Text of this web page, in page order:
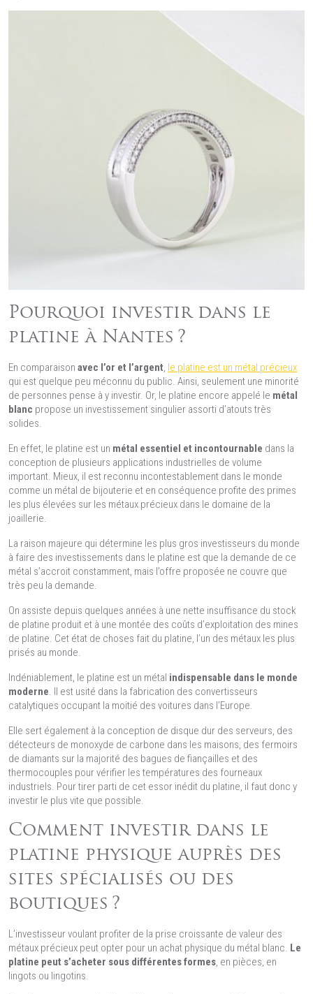
Pourquoi investir dans le
platine à Nantes ?
En comparaison avec l’or et l’argent, le platine est un métal précieux
qui est quelque peu méconnu du public. Ainsi, seulement une minorité
de personnes pense à y investir. Or, le platine encore appelé le métal
blanc propose un investissement singulier assorti d’atouts très
solides.
En effet, le platine est un métal essentiel et incontournable dans la
conception de plusieurs applications industrielles de volume
important. Mieux, il est reconnu incontestablement dans le monde
comme un métal de bijouterie et en conséquence profite des primes
les plus élevées sur les métaux précieux dans le domaine de la
joaillerie.
La raison majeure qui détermine les plus gros investisseurs du monde
à faire des investissements dans le platine est que la demande de ce
métal s’accroit constamment, mais l’offre proposée ne couvre que
très peu la demande.
On assiste depuis quelques années à une nette insuffisance du stock
de platine produit et à une montée des coûts d’exploitation des mines
de platine. Cet état de choses fait du platine, l’un des métaux les plus
prisés au monde.
Indéniablement, le platine est un métal indispensable dans le monde
moderne. Il est usité dans la fabrication des convertisseurs
catalytiques occupant la moitié des voitures dans l’Europe.
Elle sert également à la conception de disque dur des serveurs, des
détecteurs de monoxyde de carbone dans les maisons, des fermoirs
de diamants sur la majorité des bagues de fiançailles et des
thermocouples pour vérifier les températures des fourneaux
industriels. Pour tirer parti de cet essor inédit du platine, il faut donc y
investir le plus vite que possible.
Comment investir dans le
platine physique auprès des
sites spécialisés ou des
boutiques ?
L’investisseur voulant profiter de la prise croissante de valeur des
métaux précieux peut opter pour un achat physique du métal blanc. Le
platine peut s’acheter sous différentes formes, en pièces, en
lingots ou lingotins.